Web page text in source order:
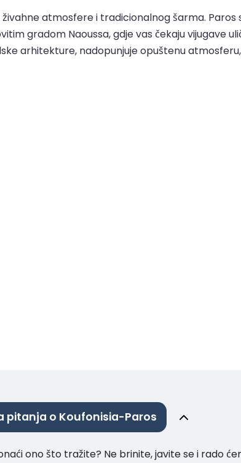
atmosfere i tradicionalnog šarma.
gradom Naoussa, gdje vas čekaju vijugave
arhitekture, nadopunjuje opuštenu
pitanja o Koufonisia-Paros
ono što tražite? Ne brinite, javite se i rado